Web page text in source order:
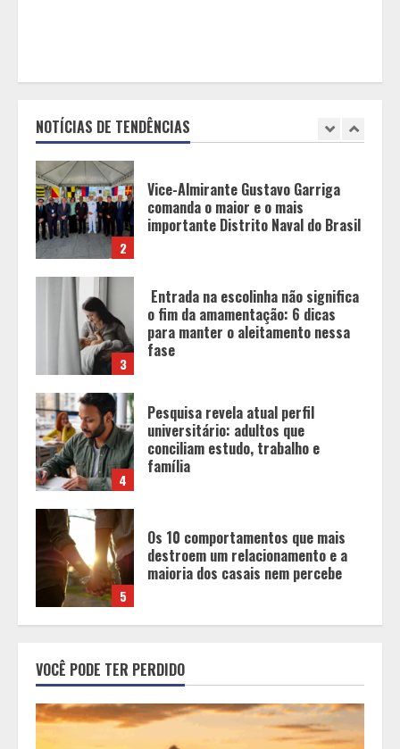
NOTÍCIAS DE TENDÊNCIAS
2
3
Entrada na escolinha não significa
o fim da amamentação: 6 dicas
para manter o aleitamento nessa
fase
4
Pesquisa revela atual perfil
universitário: adultos que
conciliam estudo, trabalho e
família
5
Os 10 comportamentos que mais
destroem um relacionamento e a
maioria dos casais nem percebe
1
Fui impactado, agora é tarde!
2
comanda o maior e o mais
importante Distrito Naval do Brasil
VOCÊ PODE TER PERDIDO